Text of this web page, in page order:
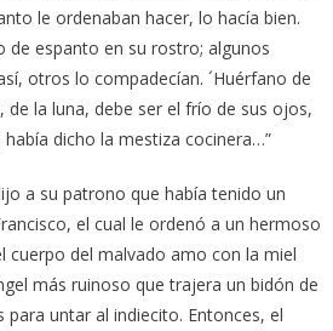
le ordenaban hacer, lo hacía bien.
de espanto en su rostro; algunos
otros lo compadecían. ´Huérfano de
la luna, debe ser el frío de sus ojos,
dicho la mestiza cocinera…”
a su patrono que había tenido un
el cual le ordenó a un hermoso
cuerpo del malvado amo con la miel
más ruinoso que trajera un bidón de
para untar al indiecito. Entonces, el